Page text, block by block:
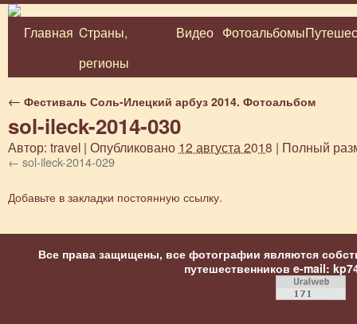
Перейти
Главная Cтраны,
регионы
Видео Фотоальбомы
← Фестиваль Соль-Илецкий арбуз 2014. Фотоальбом
sol-ileck-2014-030
Автор: travel | Опубликовано 12 августа 2018 | Полный
sol-ileck-2014-029
Добавьте в закладки постоянную ссылку.
Все права защищены, все фотографии являются
путешественников e-mail: